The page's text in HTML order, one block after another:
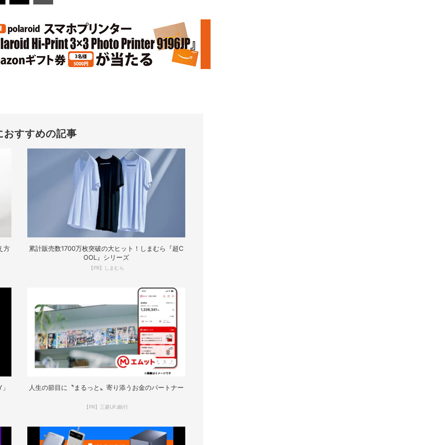
おすすめの記事
方
累計販売数1700万枚突破の大ヒット！しまむら『超C
OOL』シリーズ
【PR】しまむら
人生の節目に〝まるっと〟寄り添うお金のパートナー
【PR】三菱UFJ銀行